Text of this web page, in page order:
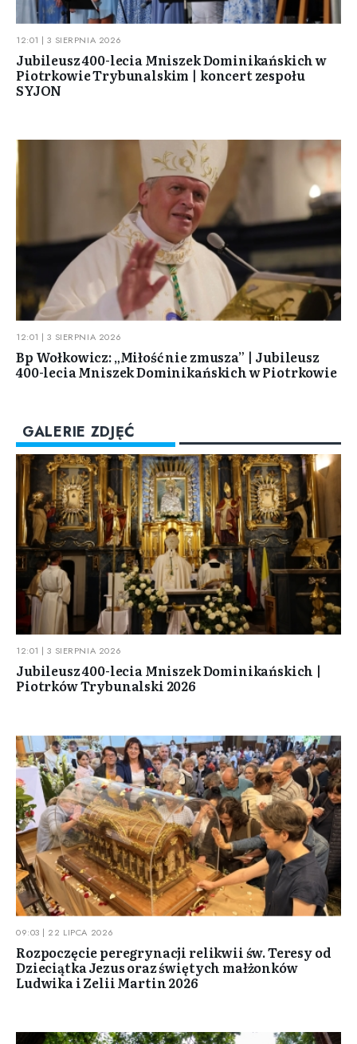
12:01 | 3 SIERPNIA 2026
Jubileusz 400-lecia Mniszek Dominikańskich w
Piotrkowie Trybunalskim | koncert zespołu
SYJON
12:01 | 3 SIERPNIA 2026
Bp Wołkowicz: „Miłość nie zmusza” | Jubileusz
400-lecia Mniszek Dominikańskich w Piotrkowie
GALERIE ZDJĘĆ
12:01 | 3 SIERPNIA 2026
Jubileusz 400-lecia Mniszek Dominikańskich |
Piotrków Trybunalski 2026
09:03 | 22 LIPCA 2026
Rozpoczęcie peregrynacji relikwii św. Teresy od
Dzieciątka Jezus oraz świętych małżonków
Ludwika i Zelii Martin 2026